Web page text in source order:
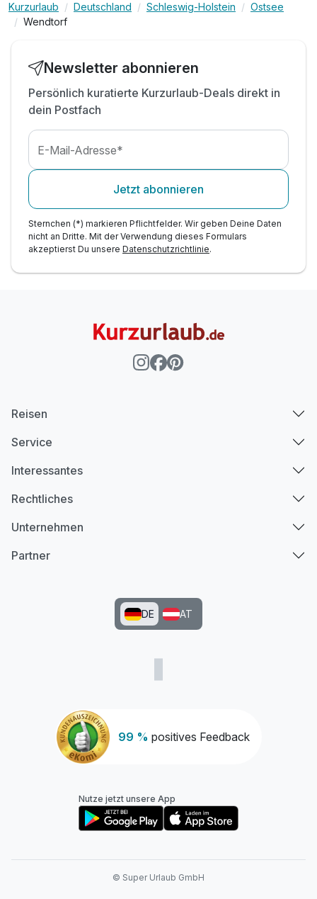
inkl. Eintritt in den Saunabereich*
mit Infrarot-, Dampf- sowie Finnischen Saunen
inkl. Tee- und Kaffee Zubereiter im Zimmer
Kurzurlaub Deutschland Schleswig-Holstein
Ostsee
Wendtorf
Newsletter abonnieren
Persönlich kuratierte Kurzurlaub-Deals direkt in
dein Postfach
E-Mail-Adresse*
Jetzt abonnieren
Sternchen (*) markieren Pflichtfelder. Wir geben Deine Daten
nicht an Dritte. Mit der Verwendung dieses Formulars
akzeptierst Du unsere Datenschutzrichtlinie.
99 % positives Feedback
Reisen
Service
Interessantes
Rechtliches
Unternehmen
Partner
DE AT
Nutze jetzt unsere App
© Super Urlaub GmbH